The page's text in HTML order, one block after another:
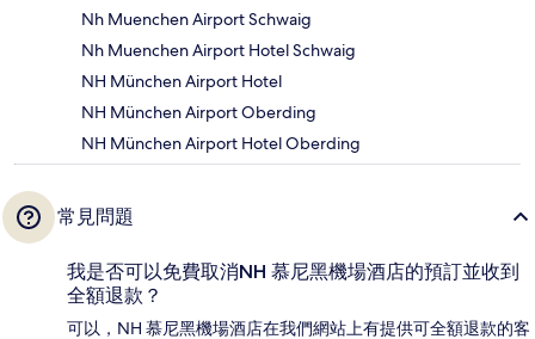
Nh Muenchen Airport Schwaig
Nh Muenchen Airport Hotel Schwaig
NH München Airport Hotel
NH München Airport Oberding
NH München Airport Hotel Oberding
常見問題
我是否可以免費取消NH 慕尼黑機場酒店的預訂並收到
全額退款？
可以，NH 慕尼黑機場酒店在我們網站上有提供可全額退款的客